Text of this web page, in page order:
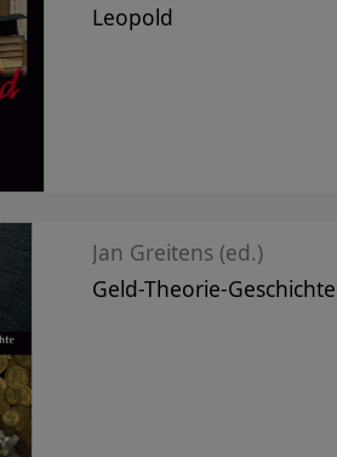
Leopold
Jan Greitens (ed.)
Geld-Theorie-Geschichte